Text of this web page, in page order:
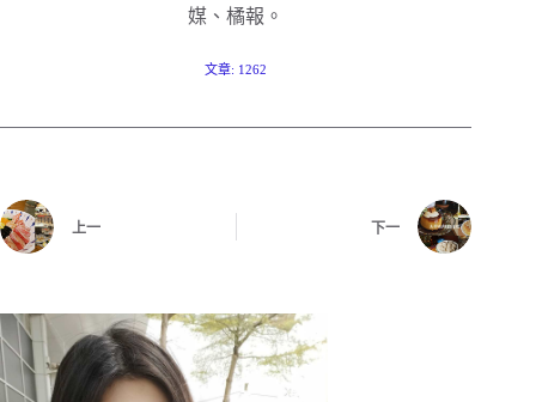
媒、橘報。
文章: 1262
上一 下一